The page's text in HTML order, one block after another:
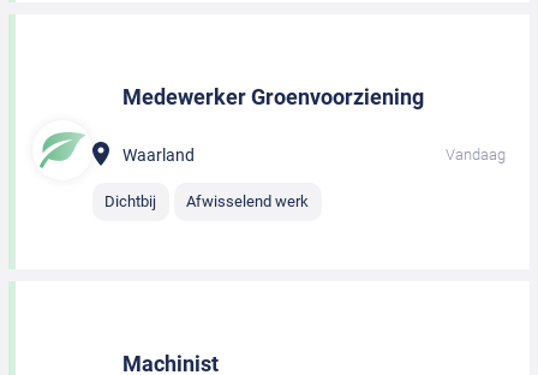
Medewerker Groenvoorziening
Waarland Vandaag
Dichtbij Afwisselend werk
Machinist